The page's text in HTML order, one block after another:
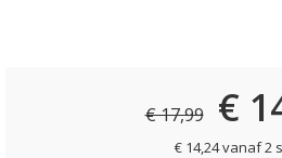
€ 17,99 €
€ 14,24 vanaf 2